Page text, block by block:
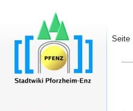
Seite